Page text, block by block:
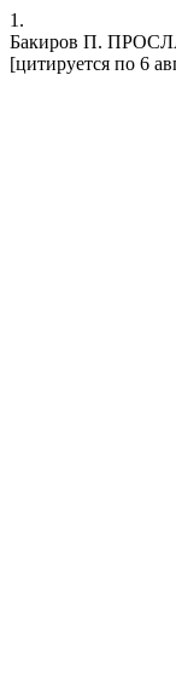
1.
Бакиров П.
[цитируется по 6